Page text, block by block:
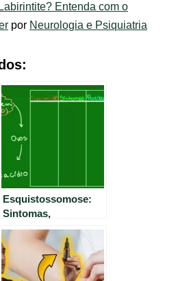
Entenda com o
por Neurologia e Psiquiatria
Esquistossomose:
Sintomas,
Tratamento e
Prevenção – Tudo o
que você precisa
saber